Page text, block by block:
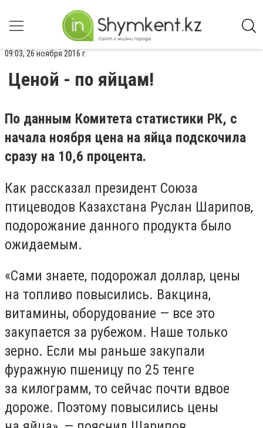
09:03, 26 ноября 2016 г.
Ценой - по яйцам!
По данным Комитета статистики РК, с
начала ноября цена на яйца подскочила
сразу на 10,6 процента.
Как рассказал президент Союза
птицеводов Казахстана Руслан Шарипов,
подорожание данного продукта было
ожидаемым.
«Сами знаете, подорожал доллар, цены
на топливо повысились. Вакцина,
витамины, оборудование — все это
закупается за рубежом. Наше только
зерно. Если мы раньше закупали
фуражную пшеницу по 25 тенге
за килограмм, то сейчас почти вдвое
дороже. Поэтому повысились цены